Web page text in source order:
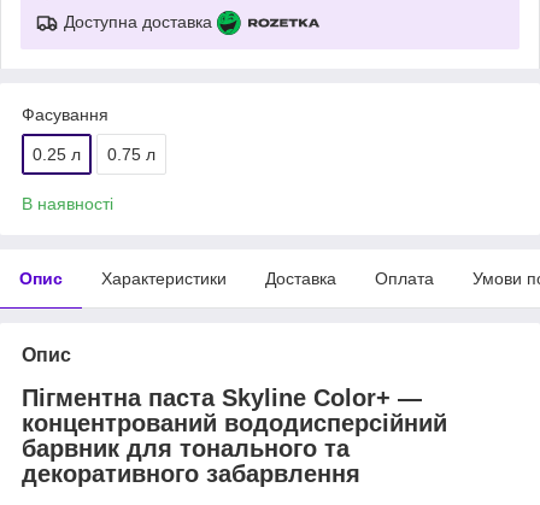
Доступна доставка
Фасування
0.25 л 0.75 л
В наявності
Опис Характеристики Доставка Оплата Умови
Опис
Пігментна паста Skyline Color+ —
концентрований вододисперсійний
барвник для тонального та
декоративного забарвлення